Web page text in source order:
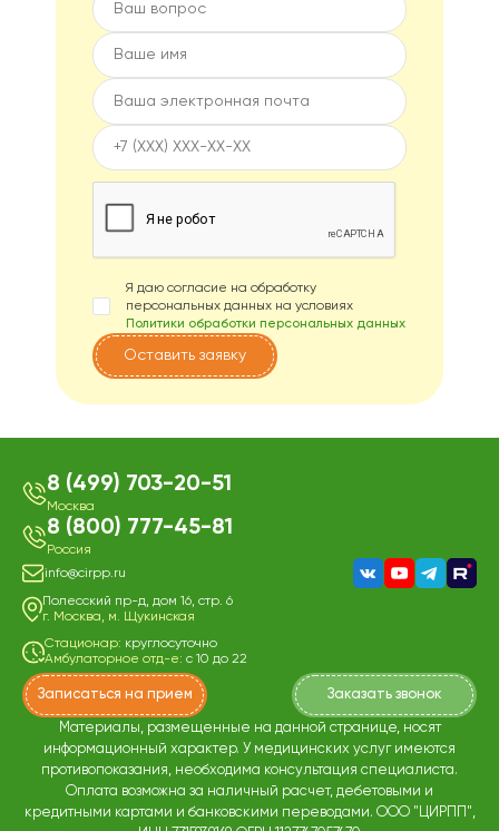
Я даю согласие на обработку
персональных данных на условиях
Политики обработки персональных данных
8 (499) 703-20-51
Москва
8 (800) 777-45-81
Россия
Полесский пр-д, дом 16, стр. 6
г. Москва, м. Щукинская
Стационар: круглосуточно
Амбулаторное отд-е: с 10 до 22
info@cirpp.ru
Записаться на прием Заказать звонок
Материалы, размещенные на данной странице, носят
информационный характер. У медицинских услуг имеются
противопоказания, необходима консультация специалиста.
Оплата возможна за наличный расчет, дебетовыми и
кредитными картами и банковскими переводами. ООО "ЦИРПП",